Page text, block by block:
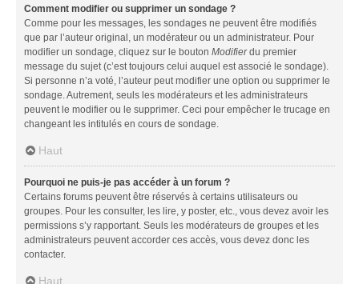
Comment modifier ou supprimer un sondage ?
Comme pour les messages, les sondages ne peuvent être modifiés
que par l’auteur original, un modérateur ou un administrateur. Pour
modifier un sondage, cliquez sur le bouton Modifierdu premier
message du sujet (c’est toujours celui auquel est associé le sondage).
Si personne n’a voté, l’auteur peut modifier une option ou supprimer le
sondage. Autrement, seuls les modérateurs et les administrateurs
peuvent le modifier ou le supprimer. Ceci pour empêcher le trucage en
changeant les intitulés en cours de sondage.
Haut
Pourquoi ne puis-je pas accéder à un forum ?
Certains forums peuvent être réservés à certains utilisateurs ou
groupes. Pour les consulter, les lire, y poster, etc., vous devez avoir les
permissions s’y rapportant. Seuls les modérateurs de groupes et les
administrateurs peuvent accorder ces accès, vous devez donc les
contacter.
Haut